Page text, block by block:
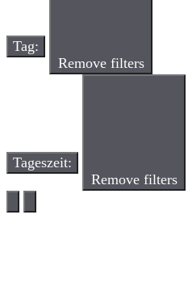
Tag:
Remove filters
Tageszeit:
Remove filters